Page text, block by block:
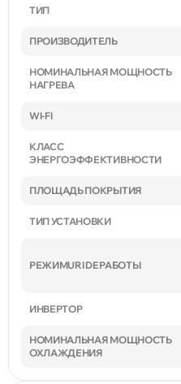
ТИП
ПРОИЗВОДИТЕЛЬ
НОМИНАЛЬНАЯ МОЩНОСТЬ
НАГРЕВА
WI-FI
КЛАСС
ЭНЕРГОЭФФЕКТИВНОСТИ
ПЛОЩАДЬ ПОКРЫТИЯ
ТИП УСТАНОВКИ
РЕЖИМURI DE РАБОТЫ
ИНВЕРТОР
НОМИНАЛЬНАЯ МОЩНОСТЬ
ОХЛАЖДЕНИЯ